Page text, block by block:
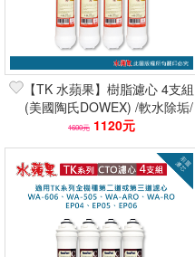
【TK 水蘋果】樹脂濾心 4支組
(美國陶氏DOWEX) /軟水除垢/
抑制水垢/減少石灰質
1600元 1120元